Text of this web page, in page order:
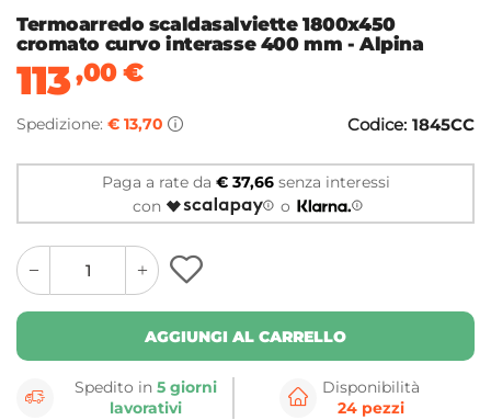
Termoarredo scaldasalviette 1800x450
cromato curvo interasse 400 mm - Alpina
113,00€
Spedizione: € 13,70 Codice: 1845CC
Paga a rate da € 37,66senza interessi
con
o
quantity
button
quantity
minus
button
AGGIUNGI AL CARRELLO
Spedito in5 giorni
lavorativi
Disponibilità
24 pezzi